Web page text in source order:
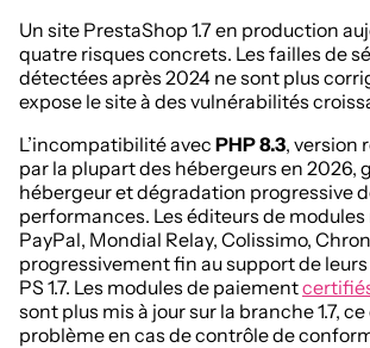
Un site PrestaShop 1.7 en production
quatre risques concrets. Les failles de
détectées après 2024 ne sont plus
expose le site à des vulnérabilités
L’incompatibilité avec PHP 8.3, version
par la plupart des hébergeurs en 2026,
hébergeur et dégradation progressive
performances. Les éditeurs de
PayPal, Mondial Relay, Colissimo,
progressivement fin au support de
PS 1.7. Les modules de paiement
sont plus mis à jour sur la branche 1.7,
problème en cas de contrôle de